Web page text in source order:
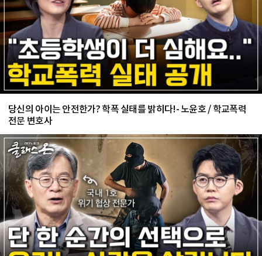
당신의 아이는 안전한가? 학폭 실태를 밝히다!- 노윤호 / 학교폭력
전문 변호사